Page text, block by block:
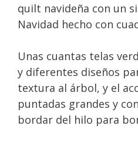
quilt navideña con un
Navidad hecho con
Unas cuantas telas
y diferentes diseños
textura al árbol, y el
puntadas grandes y
bordar del hilo para